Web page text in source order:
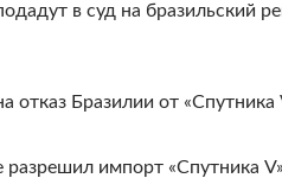
в суд на бразильский
отказ Бразилии от «Спутника
разрешил импорт «Спутника V»